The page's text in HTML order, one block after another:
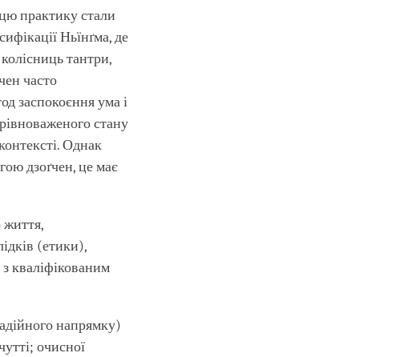
практику стали
Ньїнґма, де
тантри,
часто
заспокоєння ума і
стану
Однак
дзоґчен, це має
життя,
(етики),
кваліфікованим
напрямку)
очисної